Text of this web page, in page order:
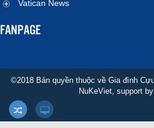
Vatican News
FANPAGE
©2018 Bản quyền thuộc về Gia đình
NuKeViet, support by